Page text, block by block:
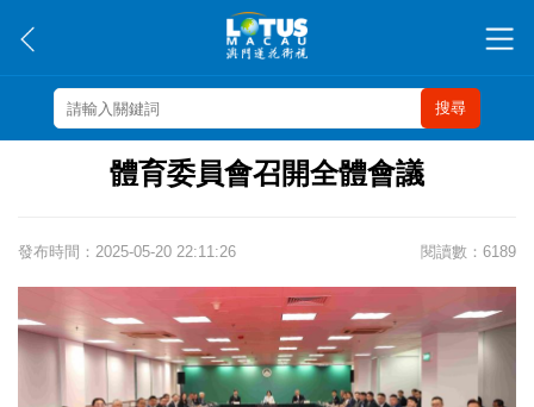
搜尋
體育委員會召開全體會議
發布時間：2025-05-20 22:11:26 閱讀數：6189